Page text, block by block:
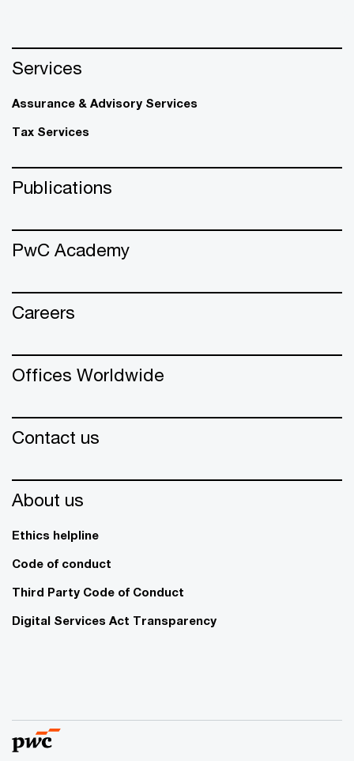
Services
Assurance & Advisory Services
Tax Services
Publications
PwC Academy
Careers
Offices Worldwide
Contact us
About us
Ethics helpline
Code of conduct
Third Party Code of Conduct
Digital Services Act Transparency